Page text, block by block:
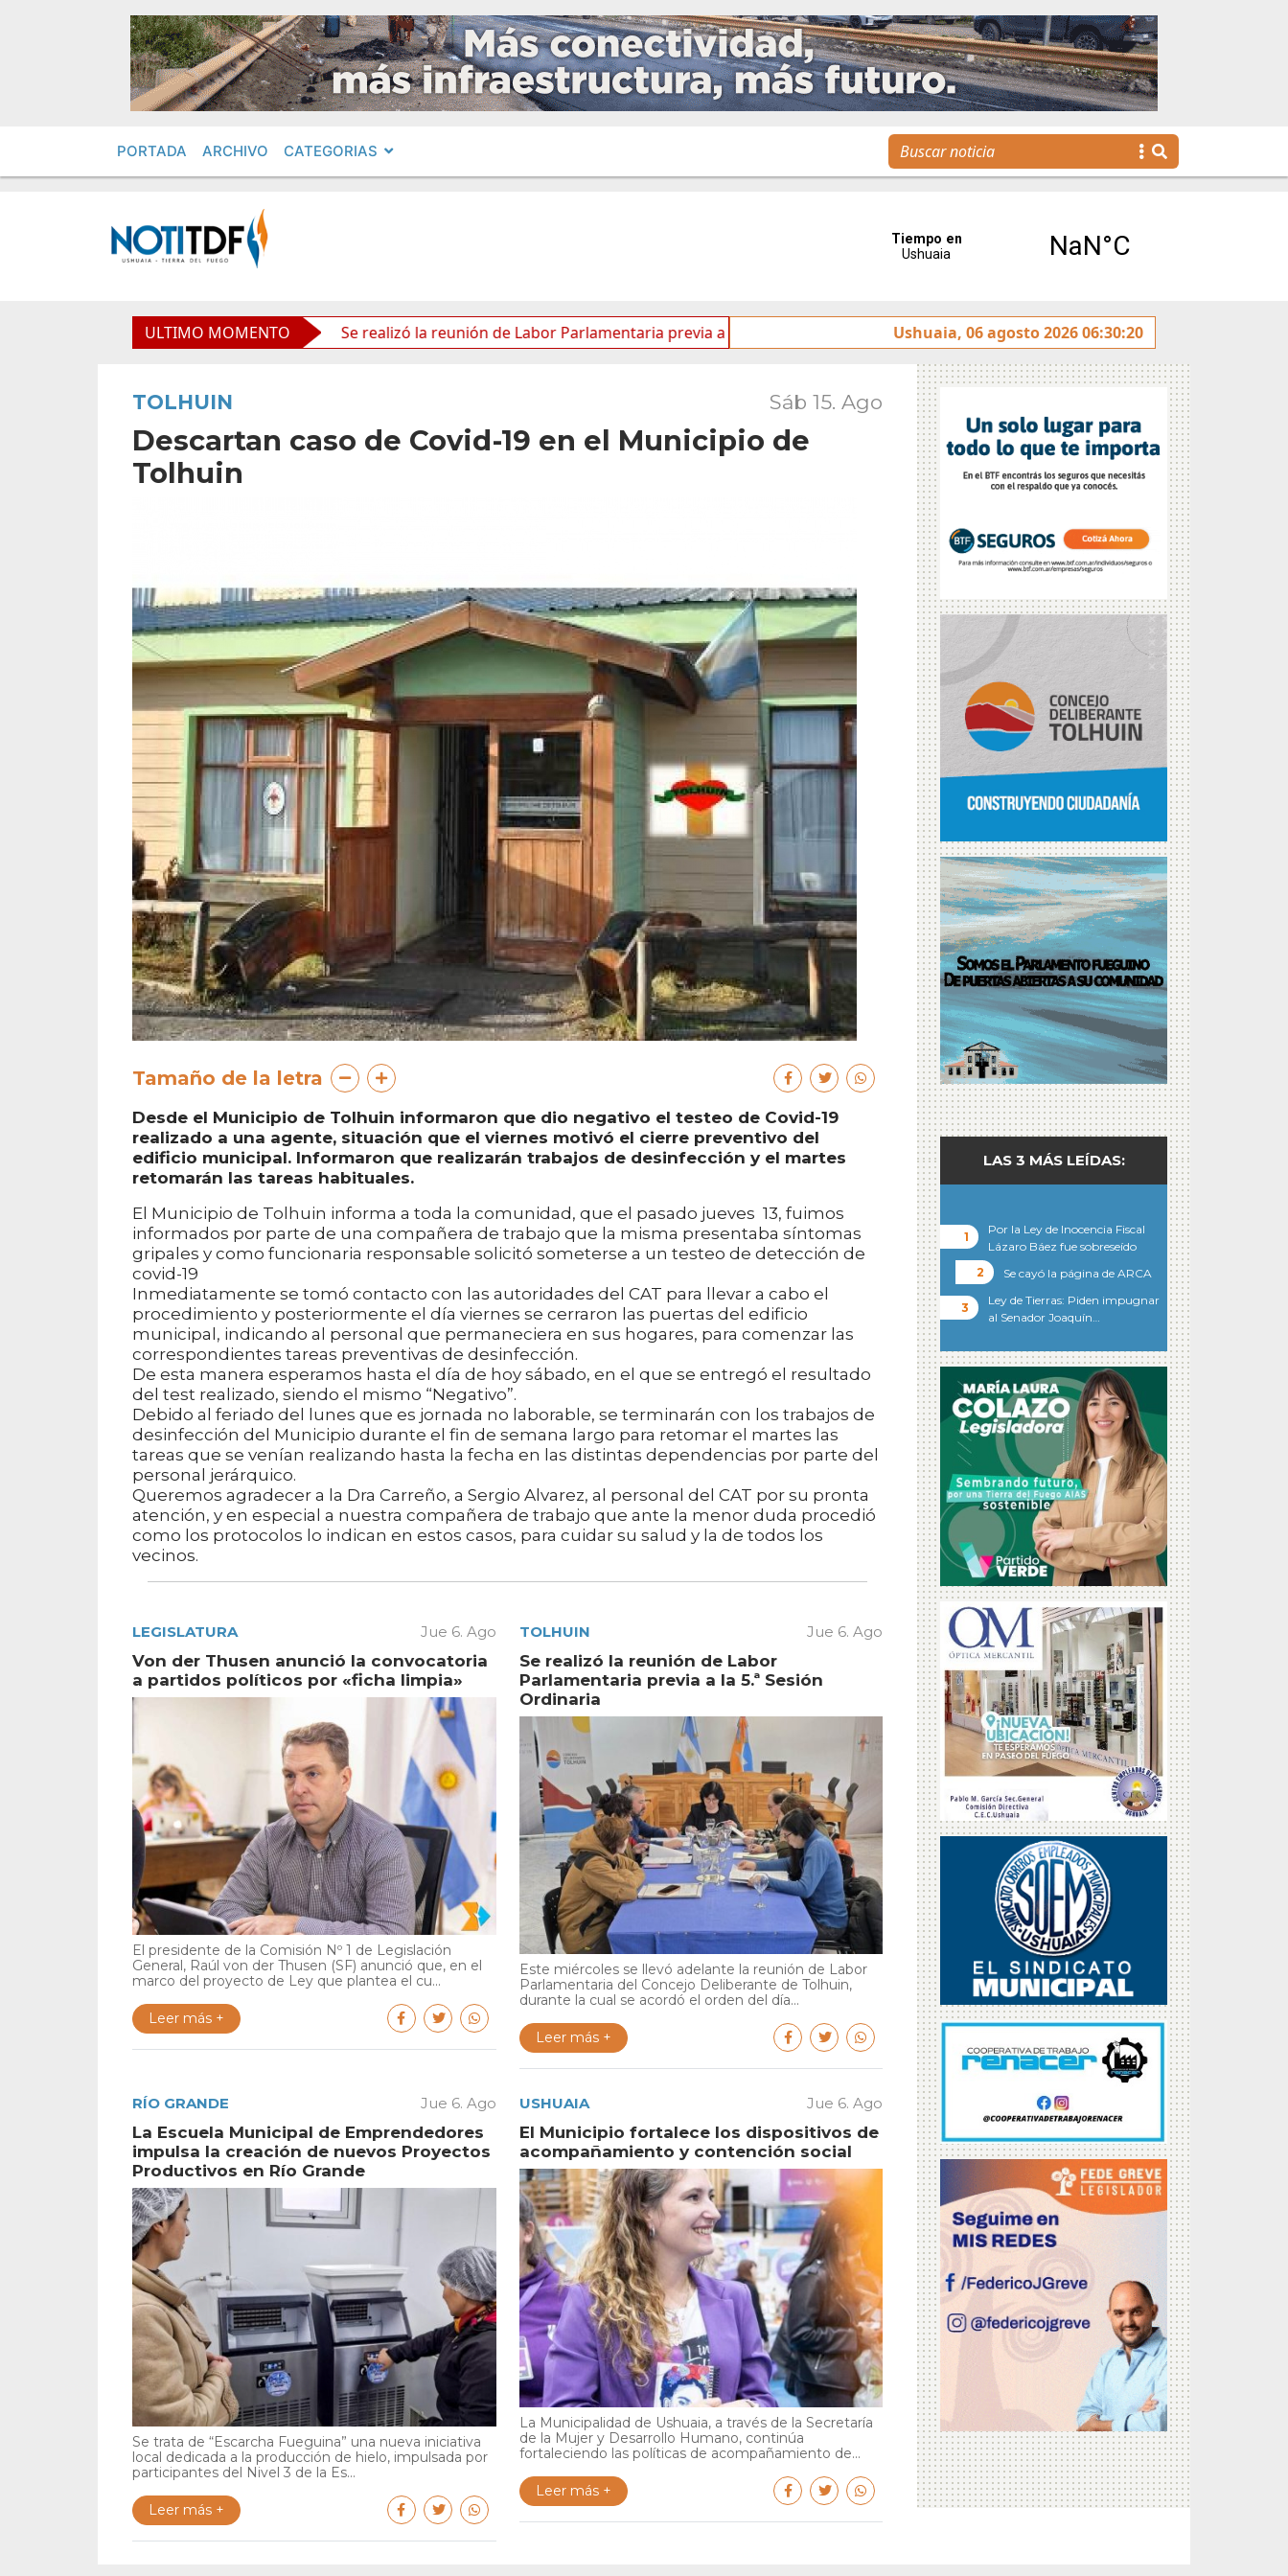
PORTADA ARCHIVO CATEGORIAS
ULTIMO MOMENTO
políticos por «ficha limpia» Se realizó la reunión de Labor Parlamentaria previa a la 5.ª Sesión Ordinaria La Escuela Municipal de Emprendedores impulsa la
Ushuaia, 06 agosto 2026 06:30:20
TOLHUIN Sáb 15. Ago
Descartan caso de Covid-19 en el Municipio de
Tolhuin
Tamaño de la letra
Desde el Municipio de Tolhuin informaron que dio negativo el testeo de Covid-19
realizado a una agente, situación que el viernes motivó el cierre preventivo del
edificio municipal. Informaron que realizarán trabajos de desinfección y el martes
retomarán las tareas habituales.
El Municipio de Tolhuin informa a toda la comunidad, que el pasado jueves 13, fuimos
informados por parte de una compañera de trabajo que la misma presentaba síntomas
gripales y como funcionaria responsable solicitó someterse a un testeo de detección de
covid-19
Inmediatamente se tomó contacto con las autoridades del CAT para llevar a cabo el
procedimiento y posteriormente el día viernes se cerraron las puertas del edificio
municipal, indicando al personal que permaneciera en sus hogares, para comenzar las
correspondientes tareas preventivas de desinfección.
De esta manera esperamos hasta el día de hoy sábado, en el que se entregó el resultado
del test realizado, siendo el mismo “Negativo”.
Debido al feriado del lunes que es jornada no laborable, se terminarán con los trabajos de
desinfección del Municipio durante el fin de semana largo para retomar el martes las
tareas que se venían realizando hasta la fecha en las distintas dependencias por parte del
personal jerárquico.
Queremos agradecer a la Dra Carreño, a Sergio Alvarez, al personal del CAT por su pronta
atención, y en especial a nuestra compañera de trabajo que ante la menor duda procedió
como los protocolos lo indican en estos casos, para cuidar su salud y la de todos los
vecinos.
LEGISLATURA Jue 6. Ago
Von der Thusen anunció la convocatoria
a partidos políticos por «ficha limpia»
El presidente de la Comisión Nº 1 de Legislación
General, Raúl von der Thusen (SF) anunció que, en el
marco del proyecto de Ley que plantea el cu...
Leer más +
TOLHUIN Jue 6. Ago
Se realizó la reunión de Labor
Parlamentaria previa a la 5.ª Sesión
Ordinaria
Este miércoles se llevó adelante la reunión de Labor
Parlamentaria del Concejo Deliberante de Tolhuin,
durante la cual se acordó el orden del día...
Leer más +
RÍO GRANDE Jue 6. Ago
La Escuela Municipal de Emprendedores
impulsa la creación de nuevos Proyectos
Productivos en Río Grande
Se trata de “Escarcha Fueguina” una nueva iniciativa
local dedicada a la producción de hielo, impulsada por
participantes del Nivel 3 de la Es...
Leer más +
USHUAIA Jue 6. Ago
El Municipio fortalece los dispositivos de
acompañamiento y contención social
La Municipalidad de Ushuaia, a través de la Secretaría
de la Mujer y Desarrollo Humano, continúa
fortaleciendo las políticas de acompañamiento de...
Leer más +
LAS 3 MÁS LEÍDAS:
Por la Ley de Inocencia Fiscal
Lázaro Báez fue sobreseído
Se cayó la página de ARCA
Ley de Tierras: Piden impugnar
al Senador Joaquín…